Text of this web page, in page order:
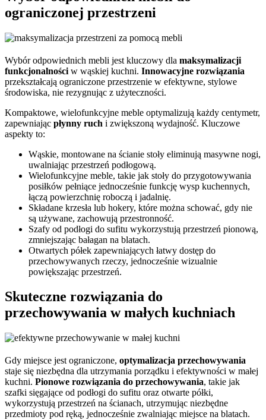
ograniczonej przestrzeni
Wybór odpowiednich mebli jest kluczowy dla maksymalizacji
funkcjonalności w wąskiej kuchni. Innowacyjne rozwiązania
przekształcają ograniczone przestrzenie w efektywne, stylowe
środowiska, nie rezygnując z użyteczności.
Kompaktowe, wielofunkcyjne meble optymalizują każdy centymetr,
zapewniając płynny ruch i zwiększoną wydajność. Kluczowe
aspekty to:
Wąskie, montowane na ścianie stoły eliminują masywne nogi,
uwalniając przestrzeń podłogową.
Wielofunkcyjne meble, takie jak stoły do przygotowywania
posiłków pełniące jednocześnie funkcję wysp kuchennych,
łączą powierzchnię roboczą i jadalnię.
Składane krzesła lub hokery, które można schować, gdy nie
są używane, zachowują przestronność.
Szafy od podłogi do sufitu wykorzystują przestrzeń pionową,
zmniejszając bałagan na blatach.
Otwartych półek zapewniających łatwy dostęp do
przechowywanych rzeczy, jednocześnie wizualnie
powiększając przestrzeń.
Skuteczne rozwiązania do
przechowywania w małych kuchniach
Gdy miejsce jest ograniczone, optymalizacja przechowywania
staje się niezbędna dla utrzymania porządku i efektywności w małej
kuchni. Pionowe rozwiązania do przechowywania, takie jak
szafki sięgające od podłogi do sufitu oraz otwarte półki,
wykorzystują przestrzeń na ścianach, utrzymując niezbędne
przedmioty pod ręką, jednocześnie zwalniając miejsce na blatach.